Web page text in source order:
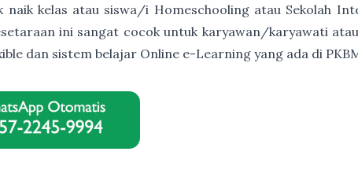
kelas atau siswa/i Homeschooling atau Sekolah
ini sangat cocok untuk karyawan/karyawati
dan sistem belajar Online e-Learning yang ada di